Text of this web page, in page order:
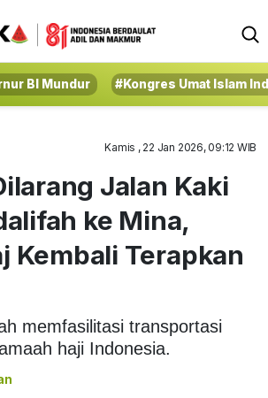
BI Mundur #Kongres Umat Islam
Kamis , 22 Jan 2026, 09:12 WIB
Jalan Kaki
ke Mina,
Kembali Terapkan
memfasilitasi transportasi
haji Indonesia.